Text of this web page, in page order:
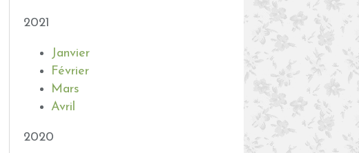
2021
Janvier
Février
Mars
Avril
2020